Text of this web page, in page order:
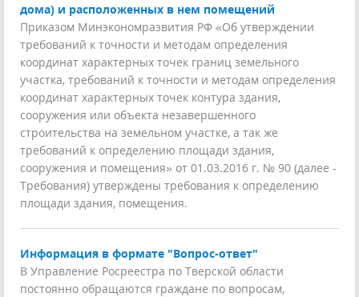
дома) и расположенных в нем помещений
Приказом Минэкономразвития РФ «Об утверждении
требований к точности и методам определения
координат характерных точек границ земельного
участка, требований к точности и методам определения
координат характерных точек контура здания,
сооружения или объекта незавершенного
строительства на земельном участке, а так же
требований к определению площади здания,
сооружения и помещения» от 01.03.2016 г. № 90 (далее -
Требования) утверждены требования к определению
площади здания, помещения.
Информация в формате "Вопрос-ответ"
В Управление Росреестра по Тверской области
постоянно обращаются граждане по вопросам,